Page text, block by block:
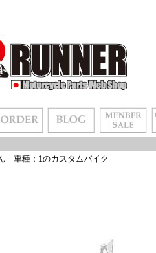
車種： 1のカスタムバイク